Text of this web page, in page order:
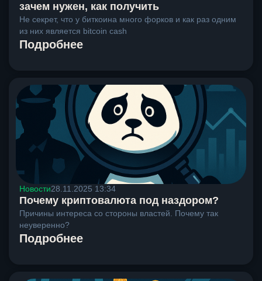
зачем нужен, как получить
Не секрет, что у биткоина много форков и как раз одним
из них является bitcoin cash
Подробнее
Новости28.11.2025 13:34
Почему криптовалюта под наздором?
Причины интереса со стороны властей. Почему так
неуверенно?
Подробнее